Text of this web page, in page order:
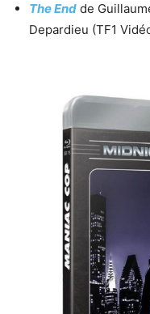
The End de
Depardieu (TF1